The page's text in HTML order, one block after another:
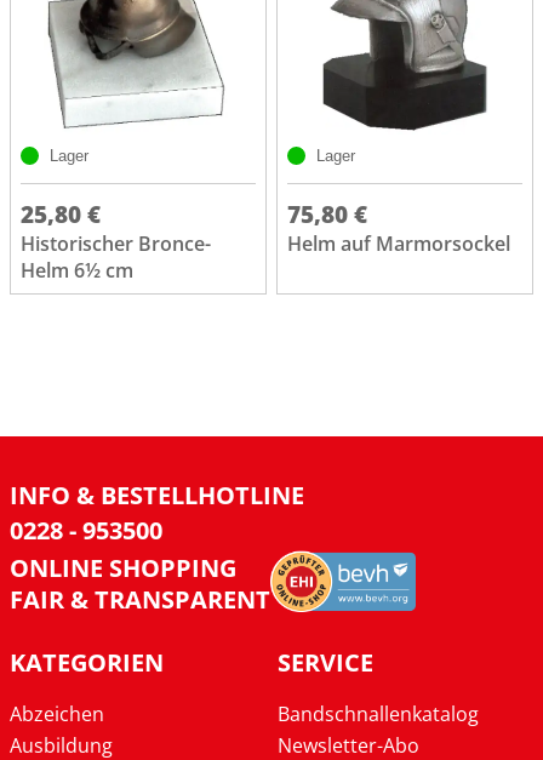
Lager
25,80 €
Historischer Bronce-
Helm 6½ cm
Lager
75,80 €
Helm auf Marmorsockel
INFO & BESTELLHOTLINE
0228 - 953500
ONLINE SHOPPING
FAIR & TRANSPARENT
KATEGORIEN
Abzeichen
Ausbildung
SERVICE
Bandschnallenkatalog
Newsletter-Abo